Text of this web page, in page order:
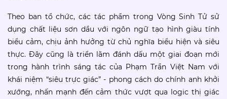
Theo ban tổ chức, các tác phẩm trong Vòng Sinh Tử sử
dụng chất liệu sơn dầu với ngôn ngữ tạo hình giàu tính
biểu cảm, chịu ảnh hưởng từ chủ nghĩa biểu hiện và siêu
thực. Đây cũng là triển lãm đánh dấu một giai đoạn mới
trong hành trình sáng tác của Phạm Trần Việt Nam với
khái niệm “siêu trực giác” - phong cách do chính anh khởi
xướng, nhấn mạnh đến cảm thức vượt qua logic thị giác